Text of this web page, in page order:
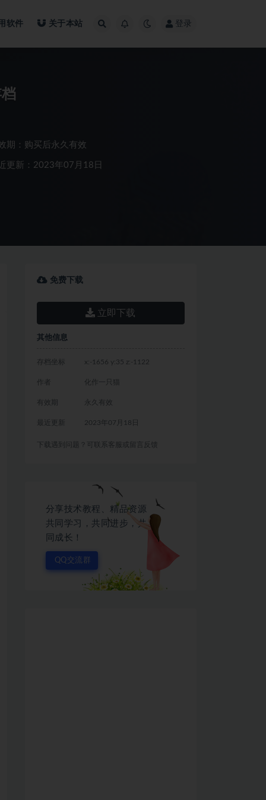
软件 关于本站 登录
期：购买后永久有效
更新：2023年07月18日
免费下载
立即下载
其他信息
存档坐标 x:-1656 y:35 z:-1122
作者 化作一只猫
有效期 永久有效
最近更新 2023年07月18日
下载遇到问题？可联系客服或留言反馈
分享技术教程、精品资源
共同学习，共同进步，共
同成长！
QQ交流群